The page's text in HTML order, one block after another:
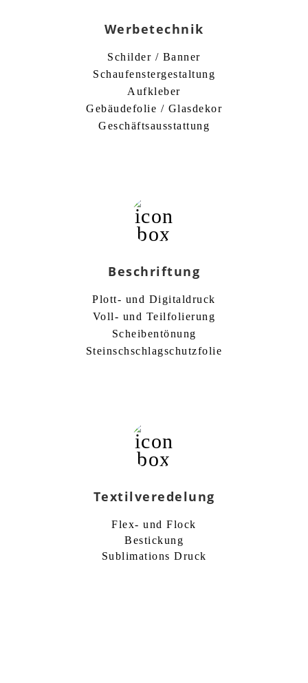
Werbetechnik
Schilder / Banner
Schaufenstergestaltung
Aufkleber
Gebäudefolie / Glasdekor
Geschäftsausstattung
Beschriftung
Plott- und Digitaldruck
Voll- und Teilfolierung
Scheibentönung
Steinschschlagschutzfolie
Textilveredelung
Flex- und Flock
Bestickung
Sublimations Druck